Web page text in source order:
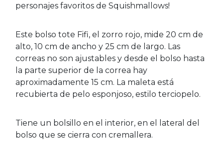
personajes favoritos de Squishmallows!
Este bolso tote Fifi, el zorro rojo, mide 20 cm de
alto, 10 cm de ancho y 25 cm de largo. Las
correas no son ajustables y desde el bolso hasta
la parte superior de la correa hay
aproximadamente 15 cm. La maleta está
recubierta de pelo esponjoso, estilo terciopelo.
Tiene un bolsillo en el interior, en el lateral del
bolso que se cierra con cremallera.